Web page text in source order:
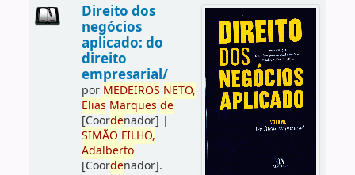
Direito dos
negócios
aplicado: do
direito
empresarial/
por MEDEIROS NETO,
Elias Marques de
[Coordenador] |
SIMÃO FILHO,
Adalberto
[Coordenador].